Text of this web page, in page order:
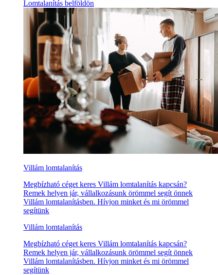
Lomtalanítás belföldön
Villám lomtalanítás
Megbízható céget keres Villám lomtalanítás kapcsán?
Remek helyen jár, vállalkozásunk örömmel segít önnek
Villám lomtalanításben. Hívjon minket és mi örömmel
segítünk
Villám lomtalanítás
Megbízható céget keres Villám lomtalanítás kapcsán?
Remek helyen jár, vállalkozásunk örömmel segít önnek
Villám lomtalanításben. Hívjon minket és mi örömmel
segítünk